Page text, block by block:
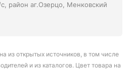
район аг.Озерцо, Менковский
из открытых источников, в том числе
и из каталогов. Цвет товара на